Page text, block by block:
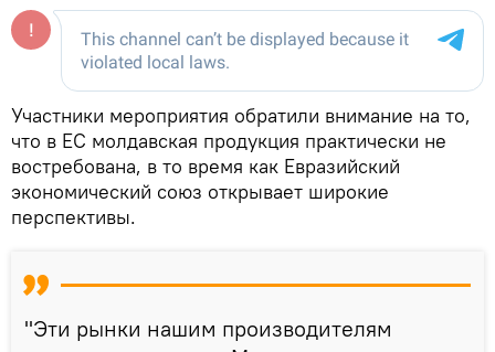
Участники мероприятия обратили внимание на то,
что в ЕС молдавская продукция практически не
востребована, в то время как Евразийский
экономический союз открывает широкие
перспективы.
"Эти рынки нашим производителям